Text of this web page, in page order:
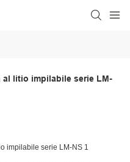
al litio impilabile serie LM-